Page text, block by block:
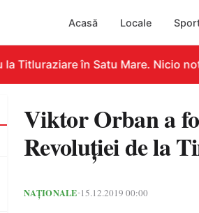
Acasă Locale
Titluraziare în Satu Mare. Nicio
Viktor Orban a
Revoluţiei de la
NAȚIONALE•15.12.2019 00:00